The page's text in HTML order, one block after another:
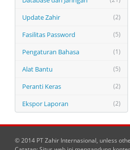
(2)
Update Zahir
(5)
Fasilitas Password
(1)
Pengaturan Bahasa
(5)
Alat Bantu
(2)
Peranti Keras
(2)
Ekspor Laporan
© 2014 PT Zahir Internasional, unless